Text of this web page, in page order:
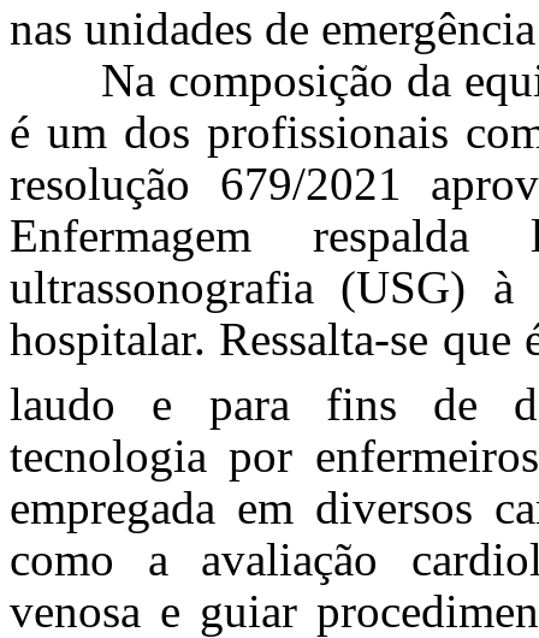
nas unidades de
Na composição da
é um dos profissionais
resolução 679/2021
Enfermagem
ultrassonografia (USG)
hospitalar. Ressalta-se que
laudo e para fins de
tecnologia por
empregada em diversos
como a avaliação
venosa e guiar